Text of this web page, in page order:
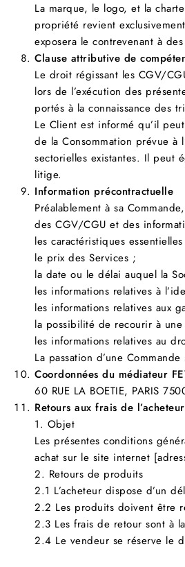
La marque, le logo, et la
propriété revient
exposera le contrevenant à
Clause attributive de
Le droit régissant les CGV/
lors de l’exécution des
portés à la connaissance des
Le Client est informé qu’il
de la Consommation prévue à
sectorielles existantes. Il peut
litige.
Information précontractuelle
Préalablement à sa
des CGV/CGU et des
les caractéristiques
le prix des Services ;
la date ou le délai auquel la
les informations relatives à
les informations relatives aux
la possibilité de recourir à
les informations relatives au
La passation d’une
Coordonnées du médiateur
60 RUE LA BOETIE, PARIS
Retours aux frais de l’acheteur
1. Objet
Les présentes conditions
achat sur le site internet
2. Retours de produits
2.1 L’acheteur dispose d’un
2.2 Les produits doivent être
2.3 Les frais de retour sont à
2.4 Le vendeur se réserve le